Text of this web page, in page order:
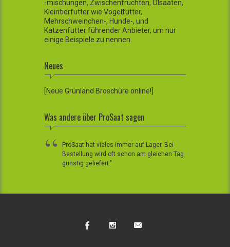
-mischungen, Zwischenfrüchten, Ölsaaten,
Kleintierfutter wie Vogelfutter,
Mehrschweinchen-, Hunde-, und
Katzenfutter führender Anbieter, um nur
einige Beispiele zu nennen.
Neues
[Neue Grünland Broschüre online!]
Was andere über ProSaat sagen
ProSaat hat vieles immer auf Lager. Bei
Bestellung wird oft schon am gleichen Tag
günstig geliefert."